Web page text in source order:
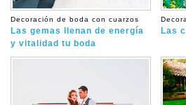
Decoración de boda con cuarzos
Las gemas llenan de energía
y vitalidad tu boda
Las